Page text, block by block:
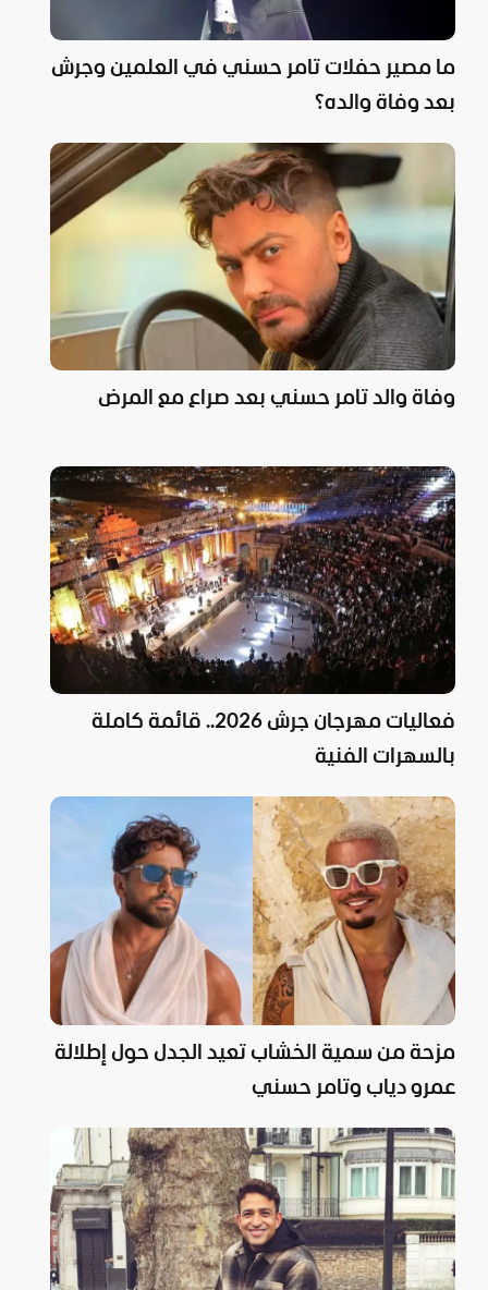
ما مصير حفلات تامر حسني في العلمين وجرش
بعد وفاة والده؟
وفاة والد تامر حسني بعد صراع مع المرض
فعاليات مهرجان جرش 2026.. قائمة كاملة
بالسهرات الفنية
مزحة من سمية الخشاب تعيد الجدل حول إطلالة
عمرو دياب وتامر حسني